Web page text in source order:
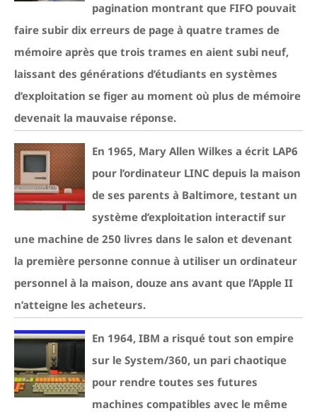
pagination montrant que FIFO pouvait
faire subir dix erreurs de page à quatre trames de
mémoire après que trois trames en aient subi neuf,
laissant des générations d’étudiants en systèmes
d’exploitation se figer au moment où plus de mémoire
devenait la mauvaise réponse.
En 1965, Mary Allen Wilkes a écrit LAP6
pour l’ordinateur LINC depuis la maison
de ses parents à Baltimore, testant un
système d’exploitation interactif sur
une machine de 250 livres dans le salon et devenant
la première personne connue à utiliser un ordinateur
personnel à la maison, douze ans avant que l’Apple II
n’atteigne les acheteurs.
En 1964, IBM a risqué tout son empire
sur le System/360, un pari chaotique
pour rendre toutes ses futures
machines compatibles avec le même